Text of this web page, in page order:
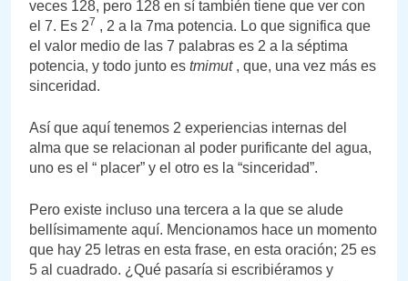
veces 128, pero 128 en sí también tiene que ver con
el 7. Es 27 , 2 a la 7ma potencia. Lo que significa que
el valor medio de las 7 palabras es 2 a la séptima
potencia, y todo junto es tmimut , que, una vez más es
sinceridad.
Así que aquí tenemos 2 experiencias internas del
alma que se relacionan al poder purificante del agua,
uno es el “ placer” y el otro es la “sinceridad”.
Pero existe incluso una tercera a la que se alude
bellísimamente aquí. Mencionamos hace un momento
que hay 25 letras en esta frase, en esta oración; 25 es
5 al cuadrado. ¿Qué pasaría si escribiéramos y